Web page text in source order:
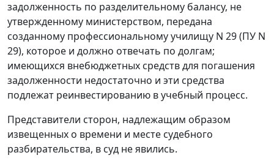
задолженность по разделительному балансу, не
утвержденному министерством, передана
созданному профессиональному училищу N 29 (ПУ N
29), которое и должно отвечать по долгам;
имеющихся внебюджетных средств для погашения
задолженности недостаточно и эти средства
подлежат реинвестированию в учебный процесс.
Представители сторон, надлежащим образом
извещенных о времени и месте судебного
разбирательства, в суд не явились.